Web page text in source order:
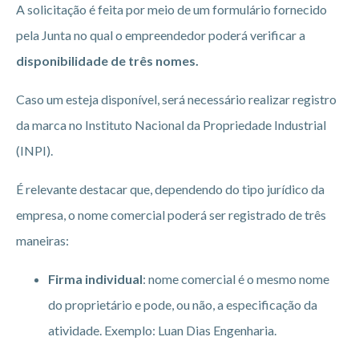
A solicitação é feita por meio de um formulário fornecido
pela Junta no qual o empreendedor poderá verificar a
disponibilidade de três nomes.
Caso um esteja disponível, será necessário realizar registro
da marca no Instituto Nacional da Propriedade Industrial
(INPI).
É relevante destacar que, dependendo do tipo jurídico da
empresa, o nome comercial poderá ser registrado de três
maneiras:
Firma individual: nome comercial é o mesmo nome
do proprietário e pode, ou não, a especificação da
atividade. Exemplo: Luan Dias Engenharia.